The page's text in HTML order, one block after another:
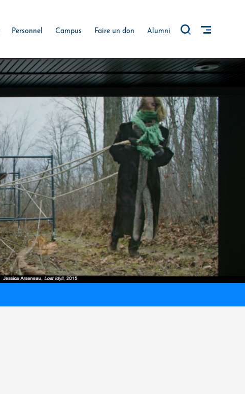
Personnel Campus Faire un don Alumni